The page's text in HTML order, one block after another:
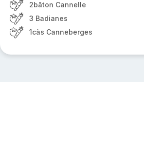
2bâton Cannelle
3 Badianes
1càs Canneberges